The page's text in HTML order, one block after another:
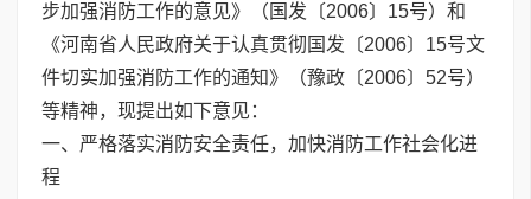
步加强消防工作的意见》（国发〔2006〕15号）和
《河南省人民政府关于认真贯彻国发〔2006〕15号文
件切实加强消防工作的通知》（豫政〔2006〕52号）
等精神，现提出如下意见：
一、严格落实消防安全责任，加快消防工作社会化进
程